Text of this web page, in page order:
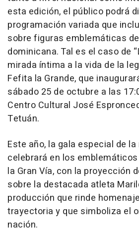
esta edición, el público podrá
programación variada que
sobre figuras emblemáticas
dominicana. Tal es el caso de
mirada íntima a la vida de la
Fefita la Grande, que
sábado 25 de octubre a las
Centro Cultural José
Tetuán.
Este año, la gala especial de
celebrará en los
la Gran Vía, con la proyección
sobre la destacada atleta
producción que rinde
trayectoria y que simboliza el
nación.